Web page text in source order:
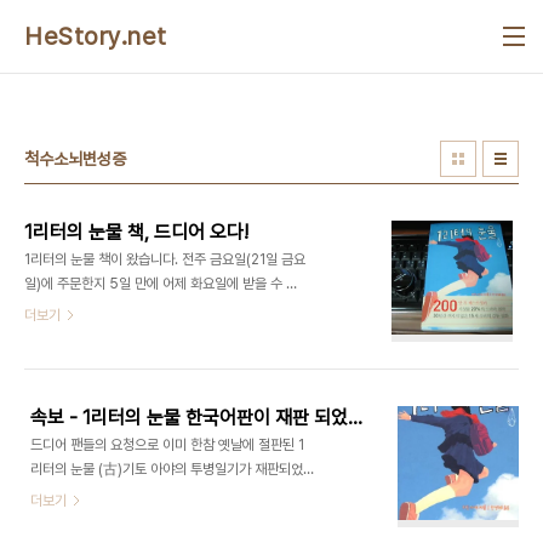
HeStory.net
척수소뇌변성증
1리터의 눈물 책, 드디어 오다!
1리터의 눈물 책이 왔습니다. 전주 금요일(21일 금요
일)에 주문한지 5일 만에 어제 화요일에 받을 수 있
었어요. (감격!!) o(T^T)o 책이 엄청난 기세로 팔리
거죠. 4일 만에 3쇄까지 한 것을 보면 정말 불티나게
팔리나보다 하는 생각이 들기도 하고 갑자기 불타오
르는 수집욕구에 나는 왜 1쇄를 못 잡았을 까 하는 아
쉬움마저 듭니다. 초판 1쇄가 이번 달인 것을 보면 아
마도 예전 판권이 계약이 끝나서 판권을 다시 일본 현
더보기
속보 - 1리터의 눈물 한국어판이 재판 되었습니다.
드디어 팬들의 요청으로 이미 한참 옛날에 절판된 1
리터의 눈물 (古)기토 아야의 투병일기가 재판되었
습니다. 같은 출판사인지는 모르지만 리브로 메일을
더보기